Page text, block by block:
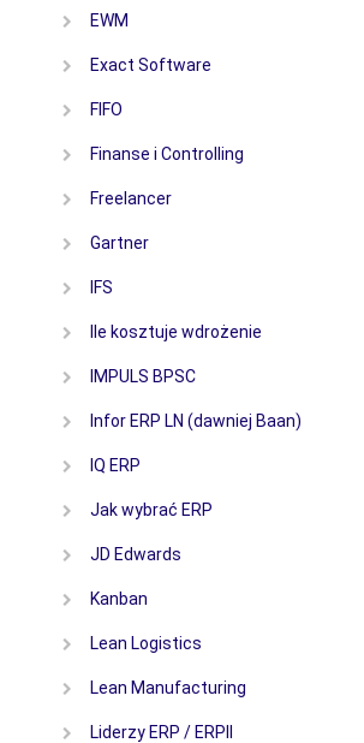
EWM
Exact Software
FIFO
Finanse i Controlling
Freelancer
Gartner
IFS
Ile kosztuje wdrożenie
IMPULS BPSC
Infor ERP LN (dawniej Baan)
IQ ERP
Jak wybrać ERP
JD Edwards
Kanban
Lean Logistics
Lean Manufacturing
Liderzy ERP / ERPII